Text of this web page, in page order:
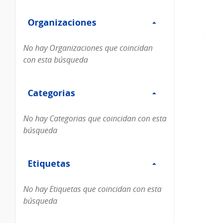
Organizaciones
Organizaciones
No hay Organizaciones que coincidan
con esta búsqueda
Categorias
Categorias
No hay Categorias que coincidan con esta
búsqueda
Etiquetas
Etiquetas
No hay Etiquetas que coincidan con esta
búsqueda